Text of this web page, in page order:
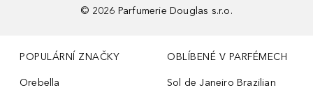
© 2026 Parfumerie Douglas s.r.o.
POPULÁRNÍ ZNAČKY
Orebella
OBLÍBENÉ V PARFÉMECH
Sol de Janeiro Brazilian